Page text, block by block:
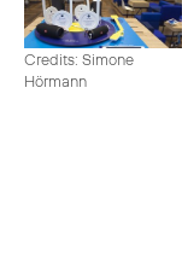
Credits: Simone
Hörmann